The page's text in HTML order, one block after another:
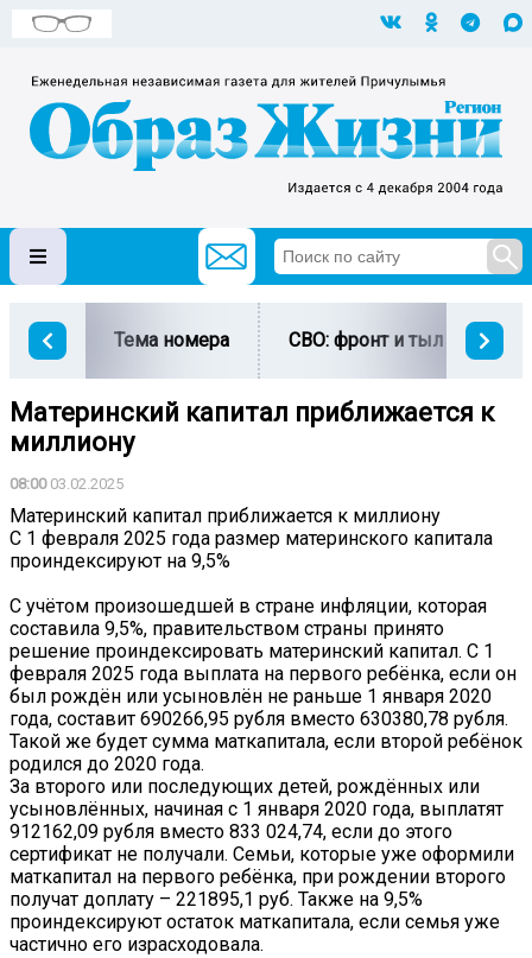
Тема номера СВО: фронт и тыл
Материнский капитал приближается к
миллиону
08:0003.02.2025
Материнский капитал приближается к миллиону
С 1 февраля 2025 года размер материнского капитала
проиндексируют на 9,5%
С учётом произошедшей в стране инфляции, которая
составила 9,5%, правительством страны принято
решение проиндексировать материнский капитал. С 1
февраля 2025 года выплата на первого ребёнка, если он
был рождён или усыновлён не раньше 1 января 2020
года, составит 690266,95 рубля вместо 630380,78 рубля.
Такой же будет сумма маткапитала, если второй ребёнок
родился до 2020 года.
За второго или последующих детей, рождённых или
усыновлённых, начиная с 1 января 2020 года, выплатят
912162,09 рубля вместо 833 024,74, если до этого
сертификат не получали. Семьи, которые уже оформили
маткапитал на первого ребёнка, при рождении второго
получат доплату – 221895,1 руб. Также на 9,5%
проиндексируют остаток маткапитала, если семья уже
частично его израсходовала.